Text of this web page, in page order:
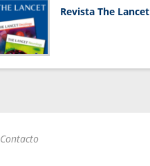
Revista The Lancet
Contacto